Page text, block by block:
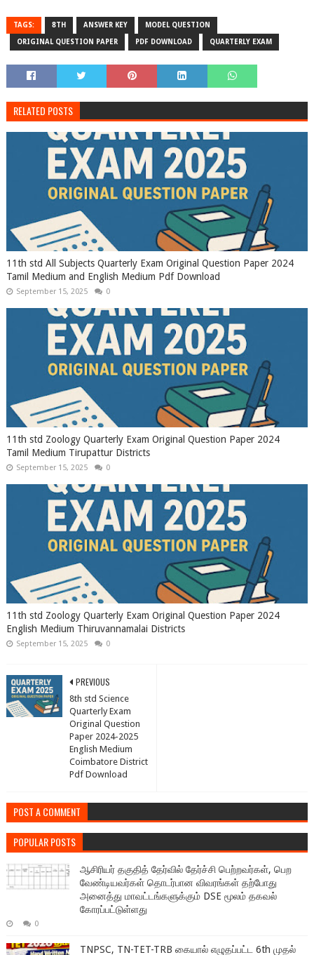
TAGS: 8TH ANSWER KEY MODEL QUESTION
ORIGINAL QUESTION PAPER PDF DOWNLOAD QUARTERLY EXAM
RELATED POSTS
11th std All Subjects Quarterly Exam Original Question Paper 2024
Tamil Medium and English Medium Pdf Download
September 15, 2025 0
11th std Zoology Quarterly Exam Original Question Paper 2024
Tamil Medium Tirupattur Districts
September 15, 2025 0
11th std Zoology Quarterly Exam Original Question Paper 2024
English Medium Thiruvannamalai Districts
September 15, 2025 0
PREVIOUS
8th std Science
Quarterly Exam
Original Question
Paper 2024-2025
English Medium
Coimbatore District
Pdf Download
POST A COMMENT
POPULAR POSTS
ஆசிரியர் தகுதித் தேர்வில் தேர்ச்சி பெற்றவர்கள், பெற
வேண்டியவர்கள் தொடர்பான விவரங்கள் தற்போது
அனைத்து மாவட்டங்களுக்கும் DSE மூலம் தகவல்
கோரப்பட்டுள்ளது
0
TNPSC, TN-TET-TRB கையால் எழுதப்பட்ட 6th முதல்